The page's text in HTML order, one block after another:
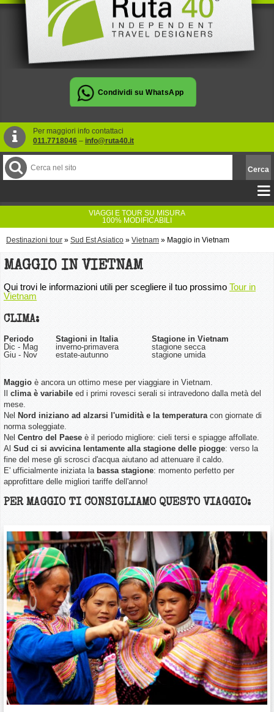
Per maggiori info contattaci
011.7718046 – info@ruta40.it
VIAGGI E TOUR SU MISURA
100% MODIFICABILI
Destinazioni tour » Sud Est Asiatico » Vietnam » Maggio in Vietnam
MAGGIO IN VIETNAM
Qui trovi le informazioni utili per scegliere il tuo prossimo Tour in
Vietnam
CLIMA:
Periodo Stagioni in Italia
Stagione in Vietnam
Dic - Mag
inverno-primavera
stagione secca
Giu - Nov
estate-autunno stagione umida
Maggio è ancora un ottimo mese per viaggiare in Vietnam.
clima è variabile ed i primi rovesci serali si intravedono dalla metà del
mese.
Nel Nord iniziano ad alzarsi l'umidità e la temperaturacon giornate di
norma soleggiate.
Nel Centro del Paese è il periodo migliore: cieli tersi e spiagge affollate.
Al Sud ci si avvicina lentamente alla stagione delle piogge: verso la
fine del mese gli scrosci d'acqua aiutano ad attenuare il caldo.
E' ufficialmente iniziata la bassa stagione: momento perfetto per
approfittare delle migliori tariffe dell'anno!
PER MAGGIO TI CONSIGLIAMO QUESTO VIAGGIO: